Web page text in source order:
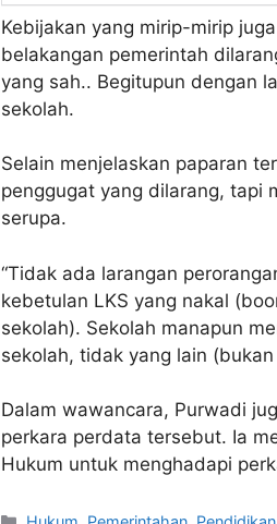
Kebijakan yang mirip-mirip
belakangan pemerintah
yang sah.. Begitupun dengan
sekolah.
Selain menjelaskan paparan
penggugat yang dilarang, tapi
serupa.
“Tidak ada larangan
kebetulan LKS yang nakal
sekolah). Sekolah manapun
sekolah, tidak yang lain
Dalam wawancara, Purwadi
perkara perdata tersebut. Ia
Hukum untuk menghadapi